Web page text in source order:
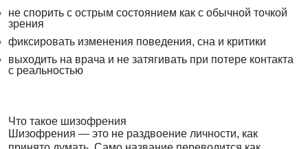
не спорить с острым состоянием как с обычной точкой
зрения
фиксировать изменения поведения, сна и критики
выходить на врача и не затягивать при потере контакта
с реальностью
Что такое шизофрения
Шизофрения — это не раздвоение личности, как